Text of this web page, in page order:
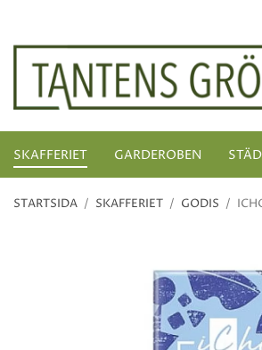
SKAFFERIET GARDEROBEN
STARTSIDA / SKAFFERIET / GODIS /